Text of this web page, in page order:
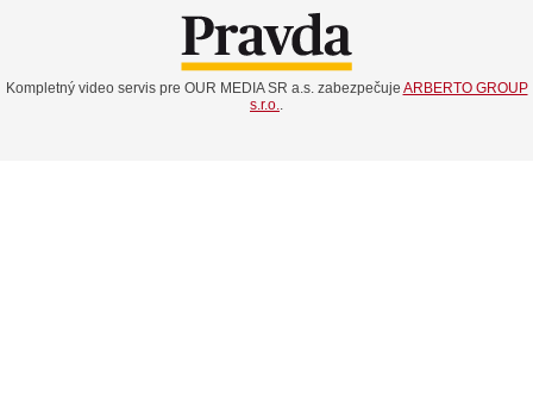
Kompletný video servis pre OUR MEDIA SR a.s. zabezpečuje ARBERTO GROUP
s.r.o..